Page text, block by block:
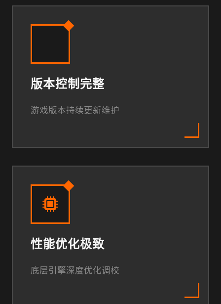
版本控制完整
游戏版本持续更新维护
性能优化极致
底层引擎深度优化调校